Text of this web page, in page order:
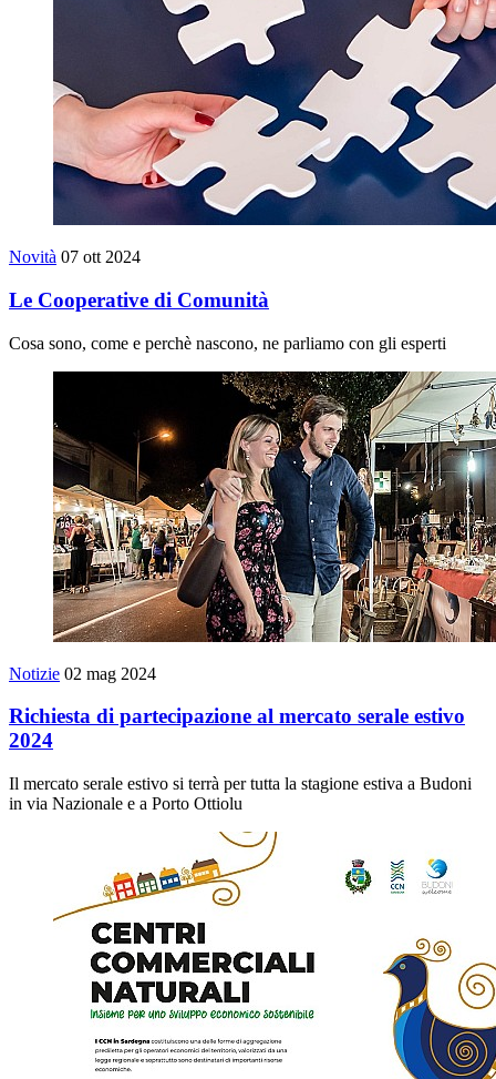
Novità 07 ott 2024
Le Cooperative di Comunità
Cosa sono, come e perchè nascono, ne parliamo con gli esperti
Notizie 02 mag 2024
Richiesta di partecipazione al mercato serale estivo
2024
Il mercato serale estivo si terrà per tutta la stagione estiva a Budoni
in via Nazionale e a Porto Ottiolu